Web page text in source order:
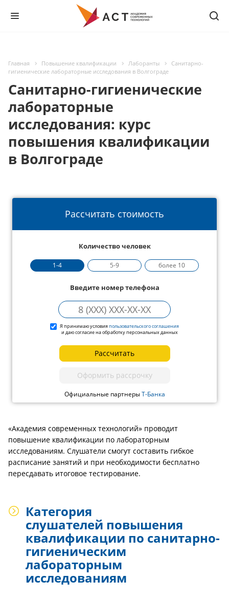
Главная Повышение квалификации Лаборанты
Санитарно-
гигиенические лабораторные исследования в Волгограде
Санитарно-гигиенические
лабораторные
исследования: курс
повышения квалификации
в Волгограде
Рассчитать стоимость
Количество человек
1-4 5-9 более 10
Введите номер телефона
Я принимаю условияпользовательского соглашения
и даю согласие на обработку персональных данных
Рассчитать
Оформить рассрочку
Официальные партнерыТ-Банка
«Академия современных технологий» проводит
повышение квалификации по лабораторным
исследованиям. Слушатели смогут составить гибкое
расписание занятий и при необходимости бесплатно
пересдавать итоговое тестирование.
Категория
слушателей повышения
квалификации по санитарно-
гигиеническим
лабораторным
исследованиям